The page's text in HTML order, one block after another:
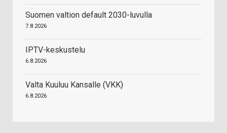
Suomen valtion default 2030-luvulla
7.8.2026
IPTV-keskustelu
6.8.2026
Valta Kuuluu Kansalle (VKK)
6.8.2026